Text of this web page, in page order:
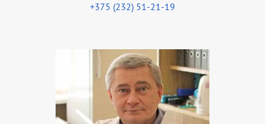
+375 (232) 51-21-19